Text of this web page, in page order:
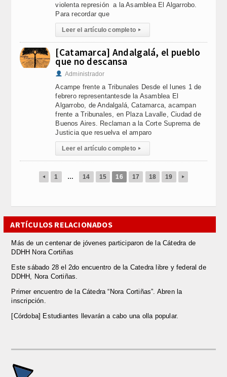
violenta represión a la Asamblea El Algarrobo.
Para recordar que
Leer el artículo completo ▸
[Catamarca] Andalgalá, el pueblo
que no descansa
Administrador
Acampe frente a Tribunales Desde el lunes 1 de
febrero representantesde la Asamblea El
Algarrobo, de Andalgalá, Catamarca, acampan
frente a Tribunales, en Plaza Lavalle, Ciudad de
Buenos Aires. Reclaman a la Corte Suprema de
Justicia que resuelva el amparo
Leer el artículo completo ▸
◂ 1 … 14 15 16 17 18 19 ▸
ARTÍCULOS RELACIONADOS
Más de un centenar de jóvenes participaron de la Cátedra de
DDHH Nora Cortiñas
Este sábado 28 el 2do encuentro de la Catedra libre y federal de
DDHH, Nora Cortiñas.
Primer encuentro de la Cátedra “Nora Cortiñas”. Abren la
inscripción.
[Córdoba] Estudiantes llevarán a cabo una olla popular.